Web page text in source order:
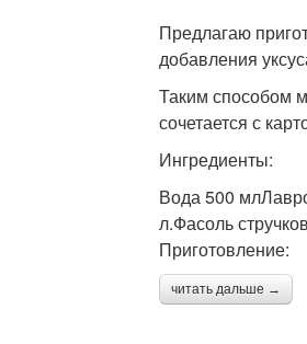
Предлагаю
добавления
Таким способом
сочетается с
Ингредиенты:
Вода 500
л.Фасоль
Приготовление:
читать дальше →